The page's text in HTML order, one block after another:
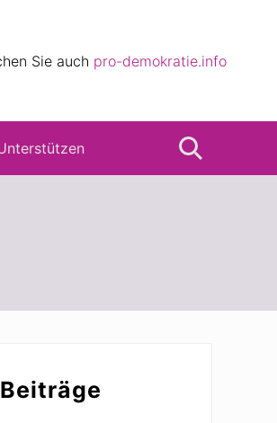
Sie auch pro-demokratie.info
Suche